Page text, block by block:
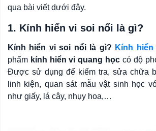
qua bài viết dưới đây.
1. Kính hiển vi soi nổi là gì?
Kính hiển vi soi nổi là gì? Kính
phẩm kính hiển vi quang học có độ
Được sử dụng để kiểm tra, sửa chữa
linh kiện, quan sát mẫu vật sinh học
như giấy, lá cây, nhụy hoa,…